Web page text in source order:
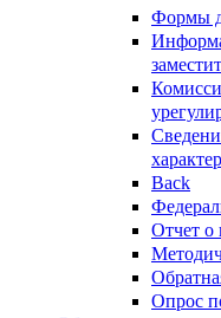
Формы
Back
Отчет о
Опрос